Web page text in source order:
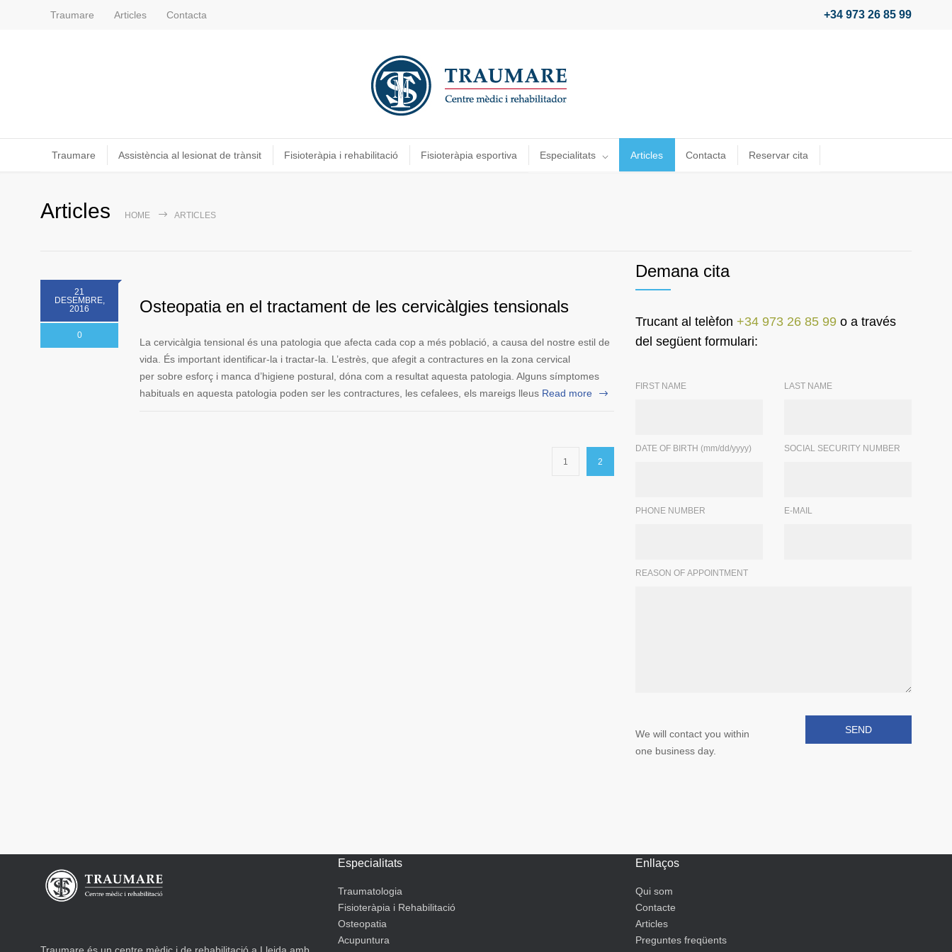
Traumare Articles Contacta +34 973 26 85 99
Traumare Assistència al lesionat de trànsit Fisioteràpia i rehabilitació Fisioteràpia esportiva Especialitats Articles Contacta Reservar cita
Articles HOME ARTICLES
21
DESEMBRE,
2016
0
Osteopatia en el tractament de les cervicàlgies tensionals
La cervicàlgia tensional és una patologia que afecta cada cop a més població, a causa del nostre estil de
vida. És important identificar-la i tractar-la. L’estrès, que afegit a contractures en la zona cervical
per sobre esforç i manca d’higiene postural, dóna com a resultat aquesta patologia. Alguns símptomes
habituals en aquesta patologia poden ser les contractures, les cefalees, els mareigs lleus Read more
1 2
Demana cita
Trucant al telèfon +34 973 26 85 99 o a través
del següent formulari:
FIRST NAME
DATE OF BIRTH (mm/dd/yyyy)
PHONE NUMBER
LAST NAME
SOCIAL SECURITY NUMBER
E-MAIL
REASON OF APPOINTMENT
We will contact you within
one business day.
Especialitats
Traumatologia
Fisioteràpia i Rehabilitació
Osteopatia
Acupuntura
Enllaços
Qui som
Contacte
Articles
Preguntes freqüents